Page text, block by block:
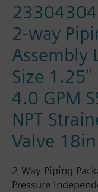
2-way
Assembly
Size
4.0 GPM
NPT
Valve
2-Way Piping
Pressure